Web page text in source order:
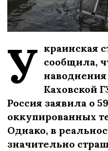
У краинская
сообщила,
Каховской
Россия заявила о
оккупированных
Однако, в
значительно